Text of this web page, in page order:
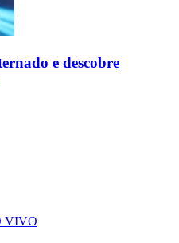
e descobre
VIVO